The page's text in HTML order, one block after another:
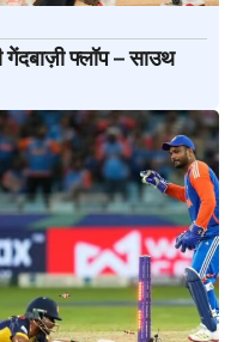
फ्लॉप – साउथ